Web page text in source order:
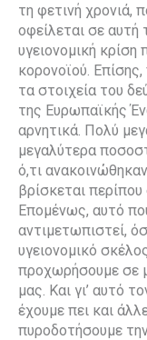
τη φετινή χρονιά,
οφείλεται σε
υγειονομική
κορονοϊού.
τα στοιχεία του
της Ευρωπαϊκής
αρνητικά. Πολύ
μεγαλύτερα
ό,τι
βρίσκεται
Επομένως, αυτό
αντιμετωπιστεί,
υγειονομικό
προχωρήσουμε σε
μας. Και γι’ αυτό
έχουμε πει και
πυροδοτήσουμε